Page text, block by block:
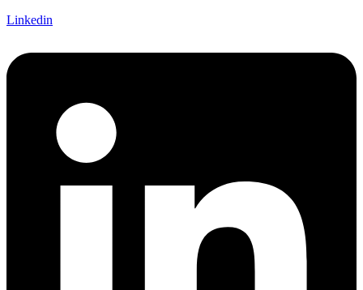
Linkedin